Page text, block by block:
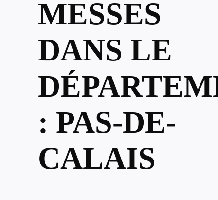
MESSES
DANS LE
: PAS-DE-
CALAIS